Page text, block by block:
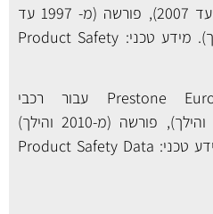
פולקסוואגן-אאודי (מ- 1997 עד 2007), פורשה (מ- 1997 עד
Product Safety
נוזל קירור סגול Prestone European עבור רכבי
פולקסוואגן-אאודי (מ- 2008 והילך), פורשה (מ-2010 והילך)
Product Safety Data